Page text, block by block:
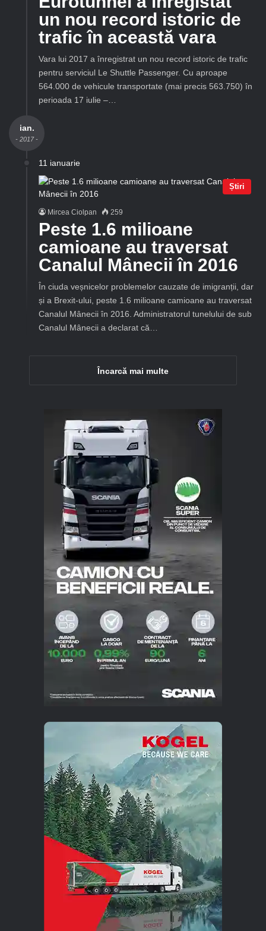
un nou record istoric de
trafic în această vara
Vara lui 2017 a înregistrat un nou record istoric de trafic
pentru serviciul Le Shuttle Passenger. Cu aproape
564.000 de vehicule transportate (mai precis 563.750) în
perioada 17 iulie –…
ian.
- 2017 -
11 ianuarie
Știri
Mircea Ciolpan 259
Peste 1.6 milioane
camioane au traversat
Canalul Mânecii în 2016
În ciuda veșnicelor problemelor cauzate de imigranții, dar
și a Brexit-ului, peste 1.6 milioane camioane au traversat
Canalul Mânecii în 2016. Administratorul tunelului de sub
Canalul Mânecii a declarat că…
Încarcă mai multe